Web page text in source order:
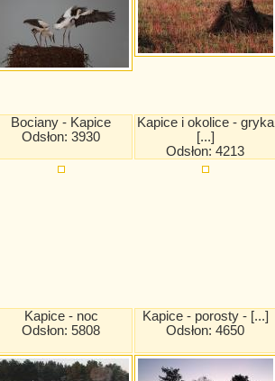
Bociany - Kapice
Odsłon: 3930
Kapice i okolice - gryka
[...]
Odsłon: 4213
Kapice - noc
Odsłon: 5808
Kapice - porosty - [...]
Odsłon: 4650